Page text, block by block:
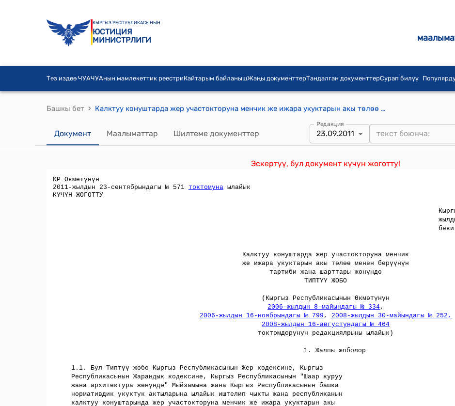
КЫРГЫЗ РЕСПУБЛИКАСЫНЫН
ЮСТИЦИЯ
МИНИСТРЛИГИ
Тез издөө ЧУАЧУАнын мамлекеттик реестриКайтарым байланышЖаңы документтерТандалган документтерСурап билүү
Башкы бет › Калктуу конуштарда жер участокторуна менчик же ижара укуктарын акы төлөө менен берүүнүн тартиби жана шарттары жөнүндө ТИПТҮҮ ЖОБО (КР Өкмөтүнүн 2004-жылдын 5-февралындагы № 57 токтому менен бекитилген)
Документ Маалыматтар Шилтеме документтер
Редакция
23.09.2011
Эскертүү, бул документ күчүн жоготту!